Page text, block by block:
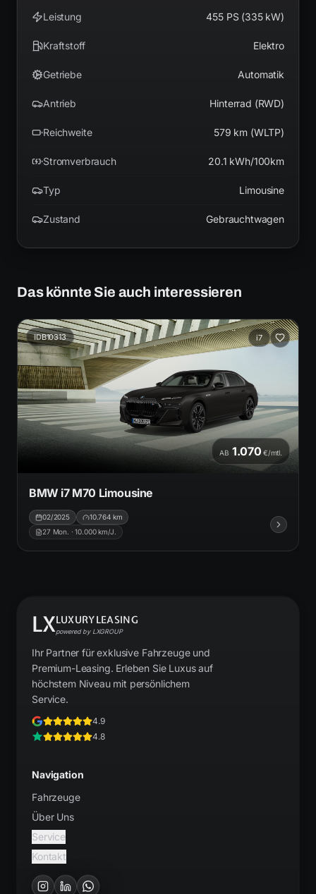
Leistung 455 PS (335 kW)
Kraftstoff Elektro
Getriebe Automatik
Antrieb Hinterrad (RWD)
Reichweite 579 km (WLTP)
Stromverbrauch 20.1 kWh/100km
Typ Limousine
Zustand Gebrauchtwagen
Das könnte Sie auch interessieren
IDB10313 i7
AB 1.070 €/mtl.
BMW i7 M70 Limousine
02/2025 10.764km
27 Mon. ·10.000km/J.
LXLUXURYLEASING
powered by LXGROUP
Ihr Partner für exklusive Fahrzeuge und
Premium-Leasing. Erleben Sie Luxus auf
höchstem Niveau mit persönlichem
Service.
4.9
4.8
Navigation
Fahrzeuge
Über Uns
Service
Kontakt